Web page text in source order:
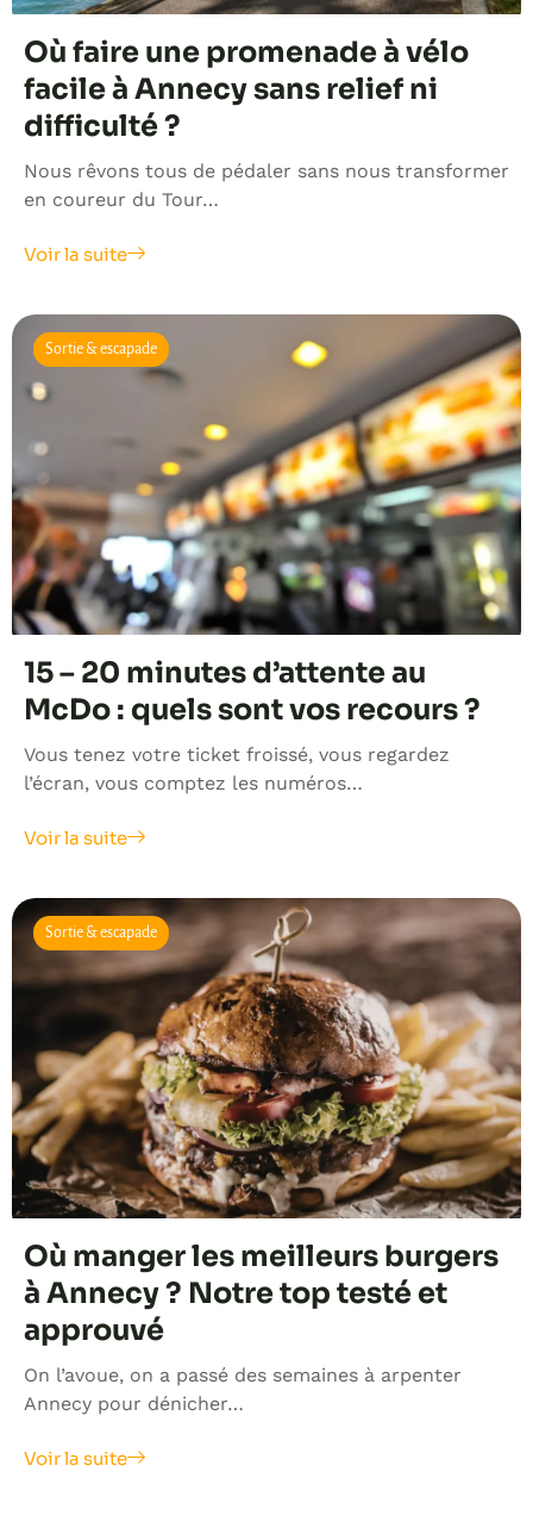
Où faire une promenade à vélo
facile à Annecy sans relief ni
difficulté ?
Nous rêvons tous de pédaler sans nous transformer
en coureur du Tour…
Voir la suite
Sortie & escapade
15 – 20 minutes d’attente au
McDo : quels sont vos recours ?
Vous tenez votre ticket froissé, vous regardez
l’écran, vous comptez les numéros…
Voir la suite
Sortie & escapade
Où manger les meilleurs burgers
à Annecy ? Notre top testé et
approuvé
On l’avoue, on a passé des semaines à arpenter
Annecy pour dénicher…
Voir la suite